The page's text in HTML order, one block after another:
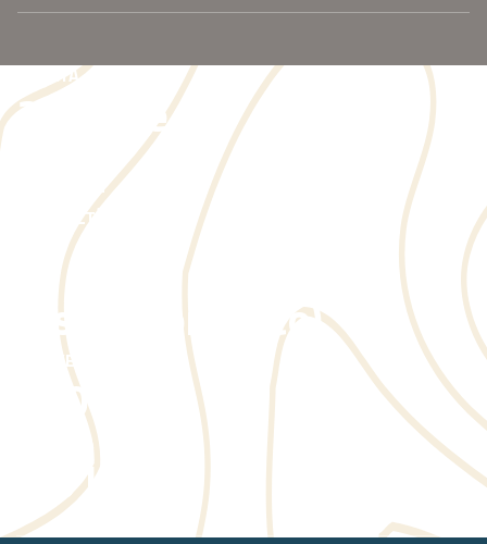
DURATA
2.50 ore
circa
DIFFICOLTÀ
(Escursionistico)
DISLIVELLO
370 m
DISTANZA
9,9 km